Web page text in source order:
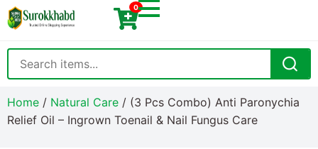
0
Home / Natural Care / (3 Pcs Combo) Anti Paronychia
Relief Oil – Ingrown Toenail & Nail Fungus Care